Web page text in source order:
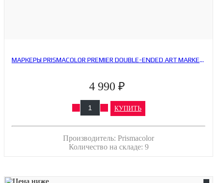
МАРКЕРЫ PRISMACOLOR PREMIER DOUBLE-ENDED ART MARKERS, FINE AND BRUSH TIP (12 ШТУК)
4 990 ₽
КУПИТЬ
Производитель: Prismacolor
Количество на складе: 9